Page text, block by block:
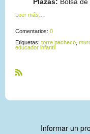
Leer más…
Comentarios: 0
Etiquetas: torre pacheco
educador infantil
Informar un